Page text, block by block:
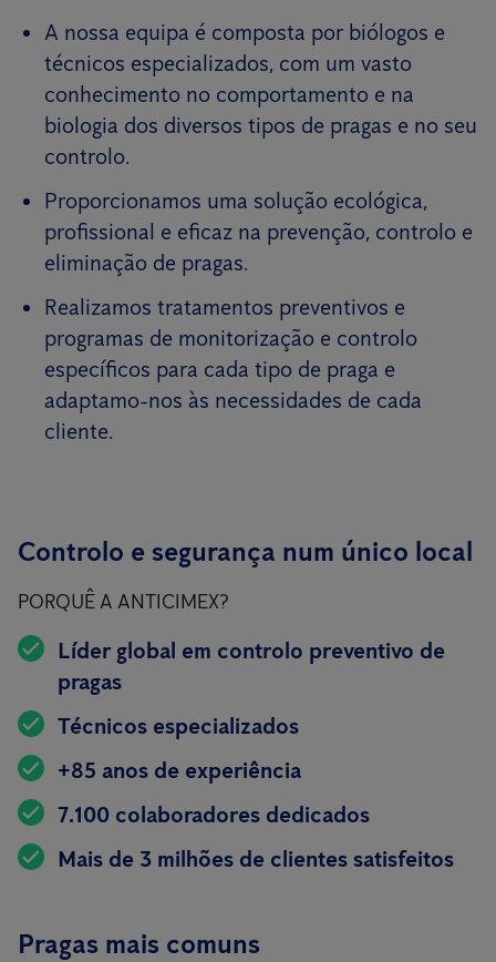
A nossa equipa é composta por biólogos e
técnicos especializados, com um vasto
conhecimento no comportamento e na
biologia dos diversos tipos de pragas e no seu
controlo.
Proporcionamos uma solução ecológica,
profissional e eficaz na prevenção, controlo e
eliminação de pragas.
Realizamos tratamentos preventivos e
programas de monitorização e controlo
específicos para cada tipo de praga e
adaptamo-nos às necessidades de cada
cliente.
Controlo e segurança num único local
PORQUÊ A ANTICIMEX?
Líder global em controlo preventivo de
pragas
Técnicos especializados
+85 anos de experiência
7.100 colaboradores dedicados
Mais de 3 milhões de clientes satisfeitos
Pragas mais comuns